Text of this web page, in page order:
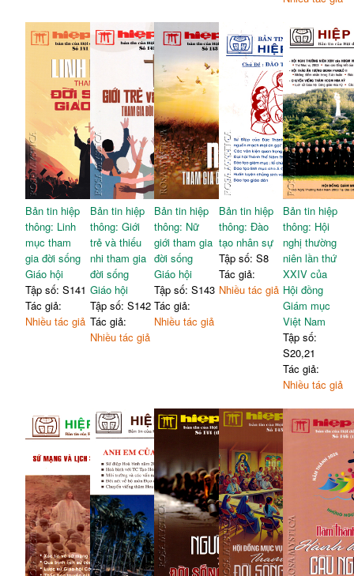
Bản tin hiệp
thông: Linh
mục tham
gia đời sống
Giáo hội
Tập số: S141
Tác giả:
Nhiều tác giả
Bản tin hiệp
thông: Giới
trẻ và thiếu
nhi tham gia
đời sống
Giáo hội
Tập số: S142
Tác giả:
Nhiều tác giả
Bản tin hiệp
thông: Nữ
giới tham gia
đời sống
Giáo hội
Tập số: S143
Tác giả:
Nhiều tác giả
Bản tin hiệp
thông: Đào
tạo nhân sự
Tập số: S8
Tác giả:
Nhiều tác giả
Bản tin hiệp
thông: Hội
nghị thường
niên lần thứ
XXIV của
Hội đồng
Giám mục
Việt Nam
Tập số:
S20,21
Tác giả:
Nhiều tác giả